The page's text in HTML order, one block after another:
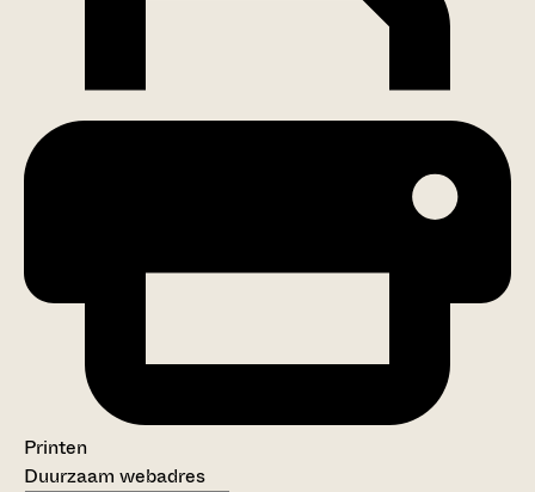
Printen
Duurzaam webadres